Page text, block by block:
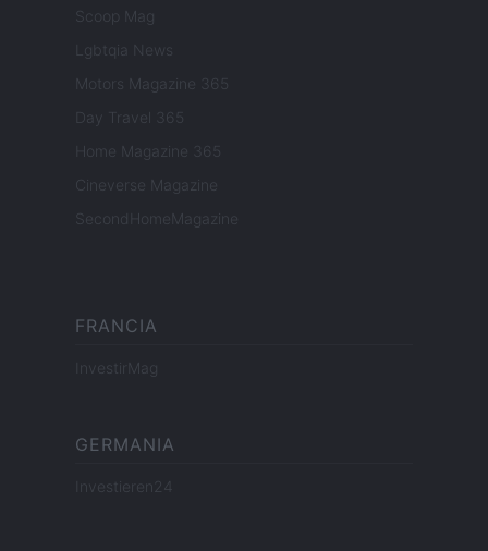
Scoop Mag
Lgbtqia News
Motors Magazine 365
Day Travel 365
Home Magazine 365
Cineverse Magazine
SecondHomeMagazine
FRANCIA
InvestirMag
GERMANIA
Investieren24